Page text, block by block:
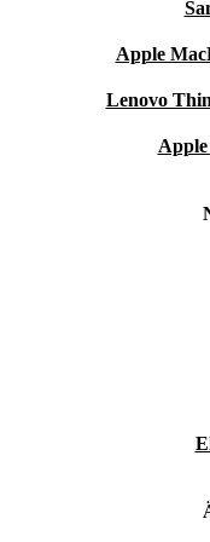
Absolut! Mit nur
passt der Laptop in
Kann ich
Ja, die integrierte
machen Online-
Wie steht es um
Dank 2-Kern-
Anwendungen
Apple
Lenovo